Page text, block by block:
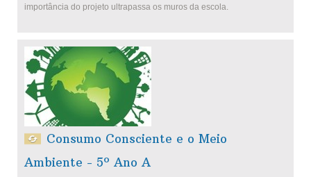
importância do projeto ultrapassa os muros da escola.
Consumo Consciente e o Meio
Ambiente - 5º Ano A